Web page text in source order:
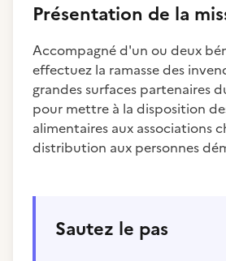
Présentation de la
Accompagné d'un ou deux
effectuez la ramasse des
grandes surfaces partenaires
pour mettre à la disposition
alimentaires aux associations
distribution aux personnes
Sautez le pas